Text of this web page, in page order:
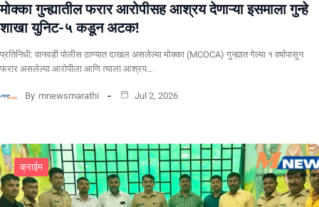
मोक्का गुन्ह्यातील फरार आरोपीसह आश्रय देणाऱ्या इसमाला गुन्हे
शाखा युनिट-५ कडून अटक!
प्रतिनिधी: वानवडी पोलीस ठाण्यात दाखल असलेल्या मोक्का (MCOCA) गुन्ह्यात गेल्या १ वर्षापासून
फरार असलेल्या आरोपीला आणि त्याला आश्रय…
By mnewsmarathi Jul 2, 2026
क्राईम